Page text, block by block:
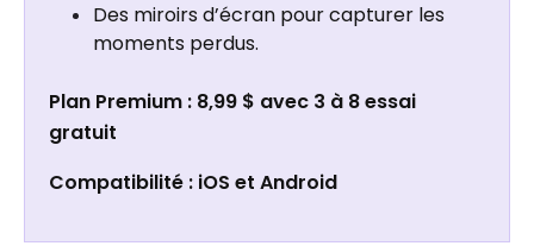
Des miroirs d’écran pour capturer les
moments perdus.
Plan Premium : 8,99 $ avec 3 à 8 essai
gratuit
Compatibilité : iOS et Android